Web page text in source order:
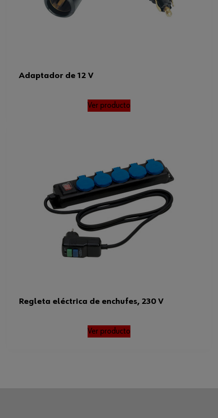
Adaptador de 12 V
Ver producto
Regleta eléctrica de enchufes, 230 V
Ver producto